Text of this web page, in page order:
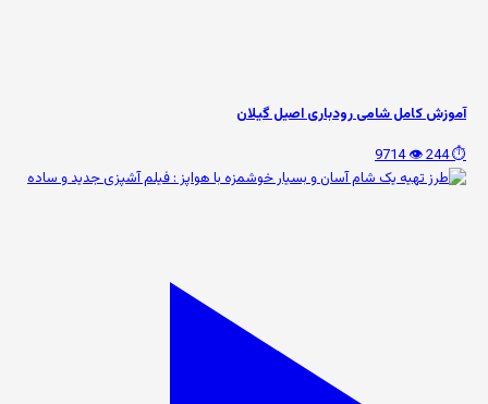
آموزش کامل شامی رودباری اصیل گیلان
⏱️ 244
👁️ 9714